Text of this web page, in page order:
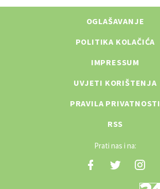
OGLAŠAVANJE
POLITIKA KOLAČIĆA
IMPRESSUM
UVJETI KORIŠTENJA
PRAVILA PRIVATNOSTI
RSS
Prati nas i na: